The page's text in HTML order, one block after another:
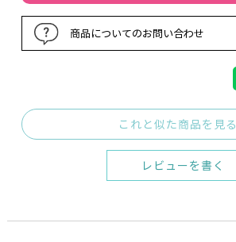
商品についてのお問い合わせ
これと似た商品を見る
レビューを書く